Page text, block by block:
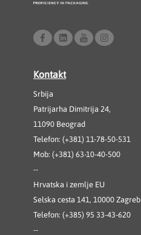
Kontakt
Srbija
Patrijarha Dimitrija 24,
11090 Beograd
Telefon: (+381) 11-78-50-531
Mob: (+381) 63-10-40-500
--
Hrvatska i zemlje EU
Selska cesta 141, 10000 Zagreb
Telefon: (+385) 95 33-43-620
--